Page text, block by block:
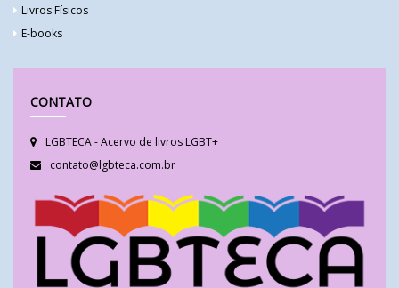
Livros Físicos
E-books
CONTATO
LGBTECA - Acervo de livros LGBT+
contato@lgbteca.com.br